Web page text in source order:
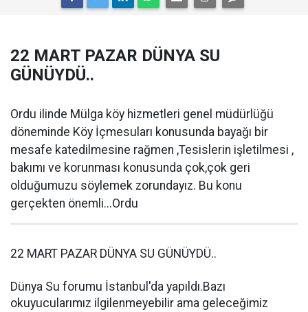
22 MART PAZAR DÜNYA SU
GÜNÜYDÜ..
Ordu ilinde Mülga köy hizmetleri genel müdürlüğü
döneminde Köy İçmesuları konusunda bayağı bir
mesafe katedilmesine rağmen ,Tesislerin işletilmesi ,
bakımı ve korunması konusunda çok,çok geri
olduğumuzu söylemek zorundayız. Bu konu
gerçekten önemli...Ordu
22 MART PAZAR DÜNYA SU GÜNÜYDÜ..
Dünya Su forumu İstanbul'da yapıldı.Bazı
okuyucularımız ilgilenmeyebilir ama geleceğimiz